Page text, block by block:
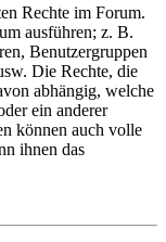
Rechte im Forum.
ausführen; z. B.
Benutzergruppen
Die Rechte, die
abhängig, welche
ein anderer
können auch volle
ihnen das